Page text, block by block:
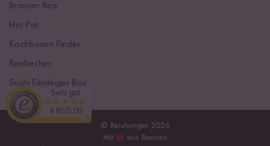
Brauner Reis
Hot Pot
Kochboxen Finder
Reisbecher
Sushi Einsteiger Box
© Reishunger 2026
Mit
aus Bremen
Sehr gut
4.81/5.00